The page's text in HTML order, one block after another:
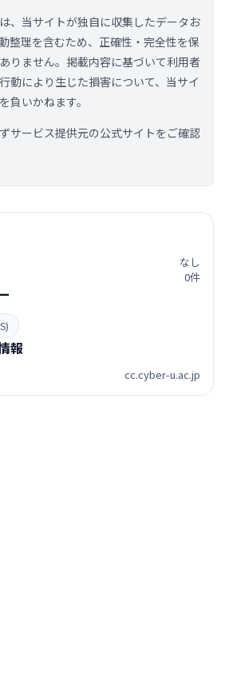
、当サイトが独自に収集したデータお
整理を含むため、正確性・完全性を保
りません。掲載内容に基づいて利用者
動により生じた損害について、当サイ
負いかねます。
サービス提供元の公式サイトをご確認
なし
0件
報
cc.cyber-u.ac.jp